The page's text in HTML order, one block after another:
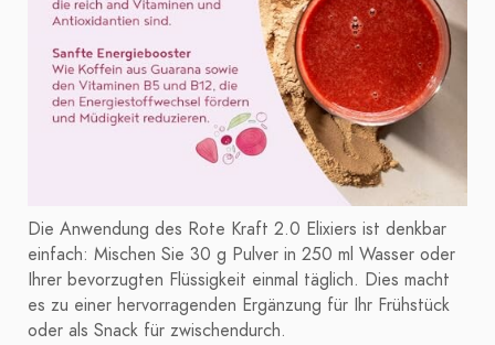
Die Anwendung des Rote Kraft 2.0 Elixiers ist denkbar
einfach: Mischen Sie 30 g Pulver in 250 ml Wasser oder
Ihrer bevorzugten Flüssigkeit einmal täglich. Dies macht
es zu einer hervorragenden Ergänzung für Ihr Frühstück
oder als Snack für zwischendurch.